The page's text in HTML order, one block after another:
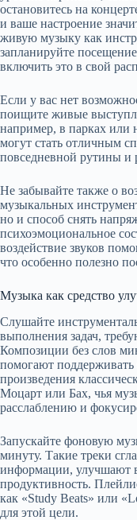
остановитесь на
и ваше настроение
живую музыку как
запланируйте
включить это в свой
Если у вас нет
поищите живые
например, в парках или
могут стать отличным
повседневной рутины и
Не забывайте также о
музыкальных
но и способ снять
психоэмоциональное
воздействие звуков
что особенно полезно
Музыка как средство
Слушайте
выполнения задач,
Композиции без слов
помогают
произведения
Моцарт или Бах, чья
расслаблению и
Запускайте фоновую
минуту. Такие треки
информации, улучшают
продуктивность.
как «Study Beats» или
для этой цели.